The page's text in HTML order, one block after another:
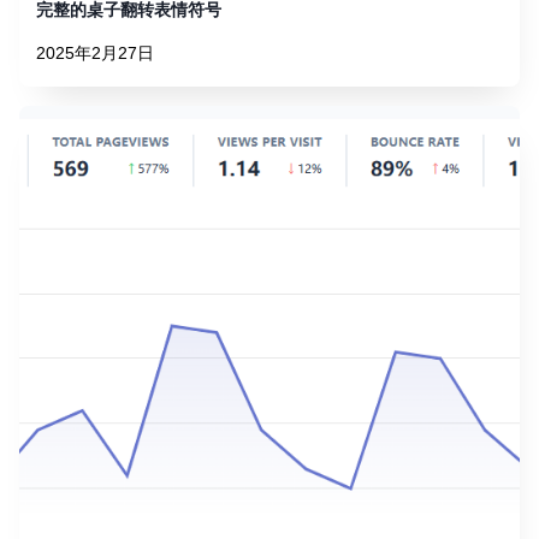
完整的桌子翻转表情符号
2025年2月27日